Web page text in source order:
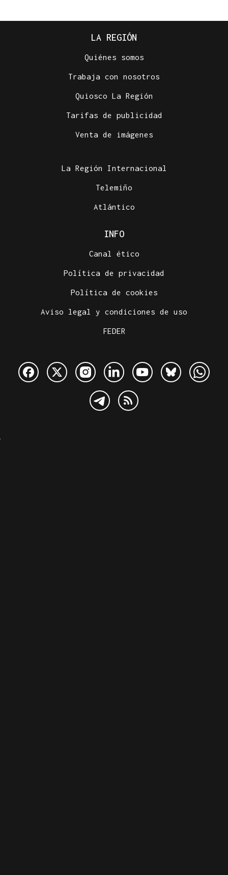
LA REGIÓN
Quiénes somos
Trabaja con nosotros
Quiosco La Región
Tarifas de publicidad
Venta de imágenes
La Región Internacional
Telemiño
Atlántico
INFO
Canal ético
Política de privacidad
Política de cookies
Aviso legal y condiciones de uso
FEDER